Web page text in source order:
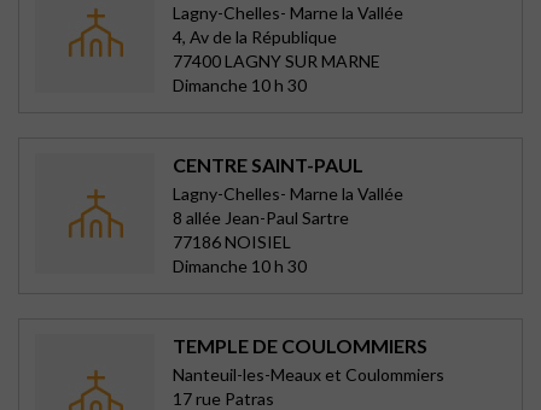
Lagny-Chelles- Marne la Vallée
4, Av de la République
77400 LAGNY SUR MARNE
Dimanche 10 h 30
CENTRE SAINT-PAUL
Lagny-Chelles- Marne la Vallée
8 allée Jean-Paul Sartre
77186 NOISIEL
Dimanche 10 h 30
TEMPLE DE COULOMMIERS
Nanteuil-les-Meaux et Coulommiers
17 rue Patras